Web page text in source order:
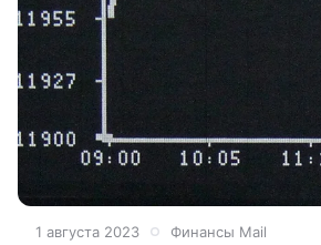
1 августа 2023 Финансы Mail